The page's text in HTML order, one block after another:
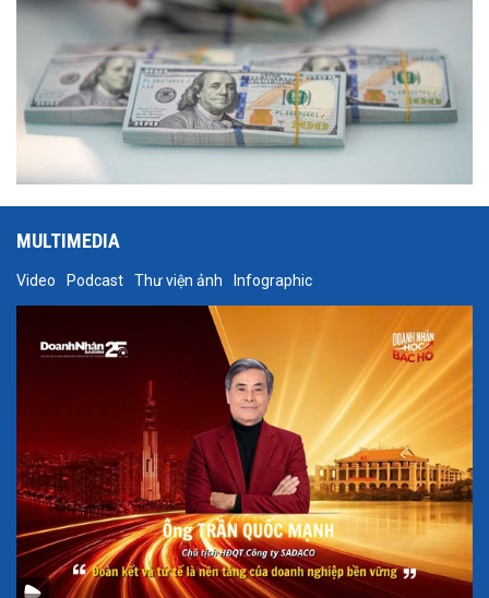
MULTIMEDIA
Video Podcast Thư viện ảnh Infographic